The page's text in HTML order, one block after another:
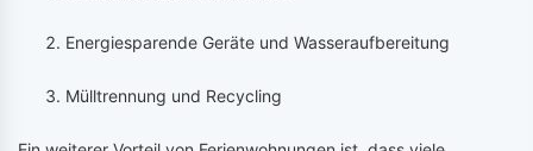
Energiesparende Geräte und Wasseraufbereitung
Mülltrennung und Recycling